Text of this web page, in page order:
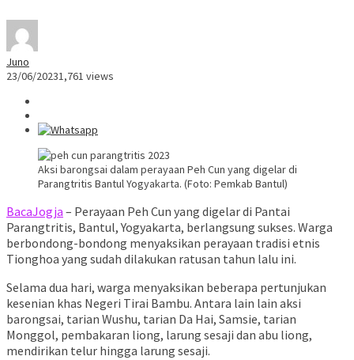
Juno
23/06/20231,761 views
Aksi barongsai dalam perayaan Peh Cun yang digelar di
Parangtritis Bantul Yogyakarta. (Foto: Pemkab Bantul)
BacaJogja – Perayaan Peh Cun yang digelar di Pantai
Parangtritis, Bantul, Yogyakarta, berlangsung sukses. Warga
berbondong-bondong menyaksikan perayaan tradisi etnis
Tionghoa yang sudah dilakukan ratusan tahun lalu ini.
Selama dua hari, warga menyaksikan beberapa pertunjukan
kesenian khas Negeri Tirai Bambu. Antara lain lain aksi
barongsai, tarian Wushu, tarian Da Hai, Samsie, tarian
Monggol, pembakaran liong, larung sesaji dan abu liong,
mendirikan telur hingga larung sesaji.